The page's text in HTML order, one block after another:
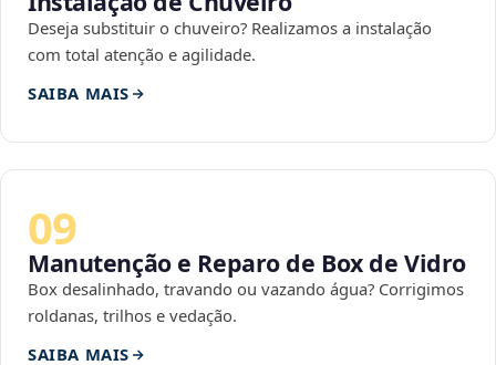
Deseja substituir o chuveiro? Realizamos a instalação
com total atenção e agilidade.
SAIBA MAIS
09
Manutenção e Reparo de Box de Vidro
Box desalinhado, travando ou vazando água? Corrigimos
roldanas, trilhos e vedação.
SAIBA MAIS